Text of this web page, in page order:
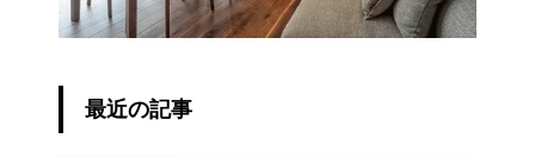
最近の記事